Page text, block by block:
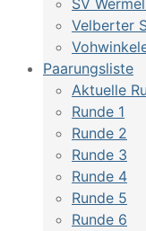
SV
Velberter
Paarungsliste
Aktuelle
Runde 1
Runde 2
Runde 3
Runde 4
Runde 5
Runde 6